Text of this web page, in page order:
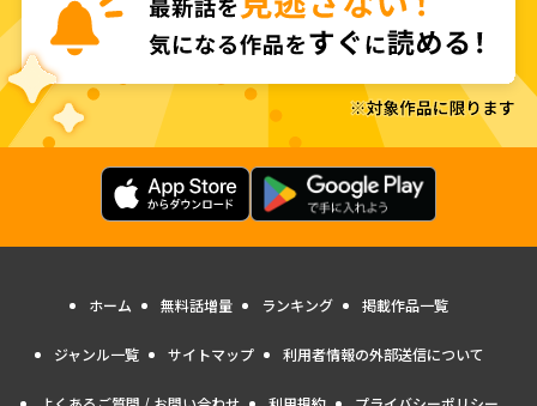
ホーム 無料話増量 ランキング 掲載作品一覧
ジャンル一覧 サイトマップ 利用者情報の外部送信について